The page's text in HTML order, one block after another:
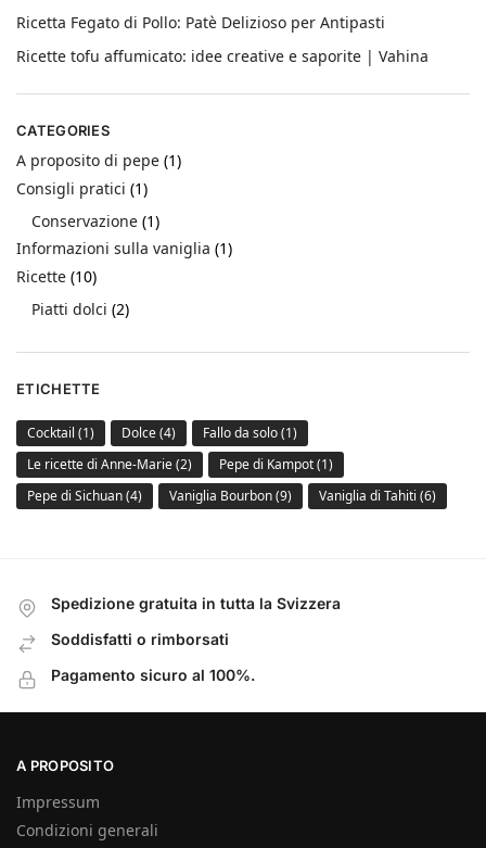
Ricetta Fegato di Pollo: Patè Delizioso per Antipasti
Ricette tofu affumicato: idee creative e saporite | Vahina
CATEGORIES
A proposito di pepe (1)
Consigli pratici (1)
Conservazione (1)
Informazioni sulla vaniglia (1)
Ricette (10)
Piatti dolci (2)
ETICHETTE
Cocktail (1) Dolce(4) Fallo da solo(1)
Le ricette di Anne-Marie(2) Pepe di Kampot(1)
Pepe di Sichuan(4) Vaniglia Bourbon(9) Vaniglia di Tahiti (6)
Spedizione gratuita in tutta la Svizzera
Soddisfatti o rimborsati
Pagamento sicuro al 100%.
A PROPOSITO
Impressum
Condizioni generali